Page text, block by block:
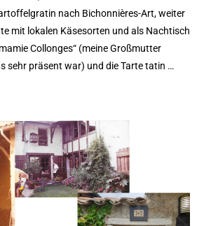
nach Bichonnières-Art, weiter
mit lokalen Käsesorten und als Nachtisch
Collonges“ (meine Großmutter
sehr präsent war) und die Tarte tatin …